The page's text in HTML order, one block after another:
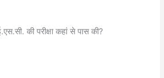
की परीक्षा कहां से पास की?